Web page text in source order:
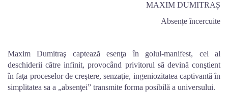
MAXIM DUMITRAȘ
Absențe încercuite
Maxim Dumitraş captează esenţa în golul-manifest, cel al
deschiderii către infinit, provocând privitorul să devină conştient
în faţa proceselor de creştere, senzaţie, ingeniozitatea captivantă în
simplitatea sa a „absenţei” transmite forma posibilă a universului.